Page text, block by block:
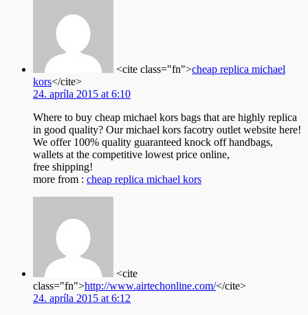
<cite class="fn">cheap replica michael
kors</cite>
24. apríla 2015 at 6:10
Where to buy cheap michael kors bags that are highly replica
in good quality? Our michael kors facotry outlet website here!
We offer 100% quality guaranteed knock off handbags,
wallets at the competitive lowest price online,
free shipping!
more from : cheap replica michael kors
<cite
class="fn">http://www.airtechonline.com/</cite>
24. apríla 2015 at 6:12